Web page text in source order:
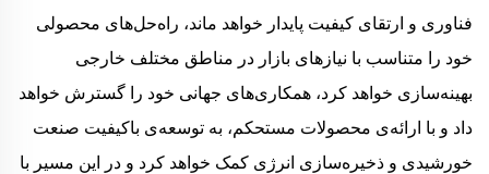
فناوری و ارتقای کیفیت پایدار خواهد ماند، راه‌حل‌های محصولی
خود را متناسب با نیازهای بازار در مناطق مختلف خارجی
بهینه‌سازی خواهد کرد، همکاری‌های جهانی خود را گسترش خواهد
داد و با ارائه‌ی محصولات مستحکم، به توسعه‌ی باکیفیت صنعت
خورشیدی و ذخیره‌سازی انرژی کمک خواهد کرد و در این مسیر با